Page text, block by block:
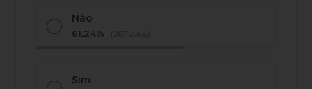
Não
61,24% (267 votos)
Sim